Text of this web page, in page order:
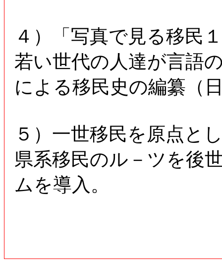
４）「写真で見る移民
若い世代の人達が言語
による移民史の編纂（
５）一世移民を原点と
県系移民のル－ツを後
ムを導入。